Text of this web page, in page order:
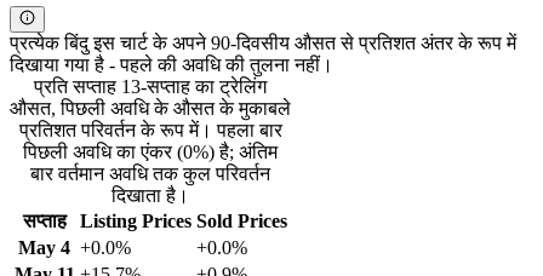
प्रत्येक बिंदु इस चार्ट के अपने 90-दिवसीय औसत से प्रतिशत अंतर के रूप में
दिखाया गया है - पहले की अवधि की तुलना नहीं।
प्रति सप्ताह 13-सप्ताह का ट्रेलिंग
औसत, पिछली अवधि के औसत के मुकाबले
प्रतिशत परिवर्तन के रूप में। पहला बार
पिछली अवधि का एंकर (0%) है; अंतिम
बार वर्तमान अवधि तक कुल परिवर्तन
दिखाता है।
सप्ताह
Listing Prices Sold Prices
May 4 +0.0%
+0.0%